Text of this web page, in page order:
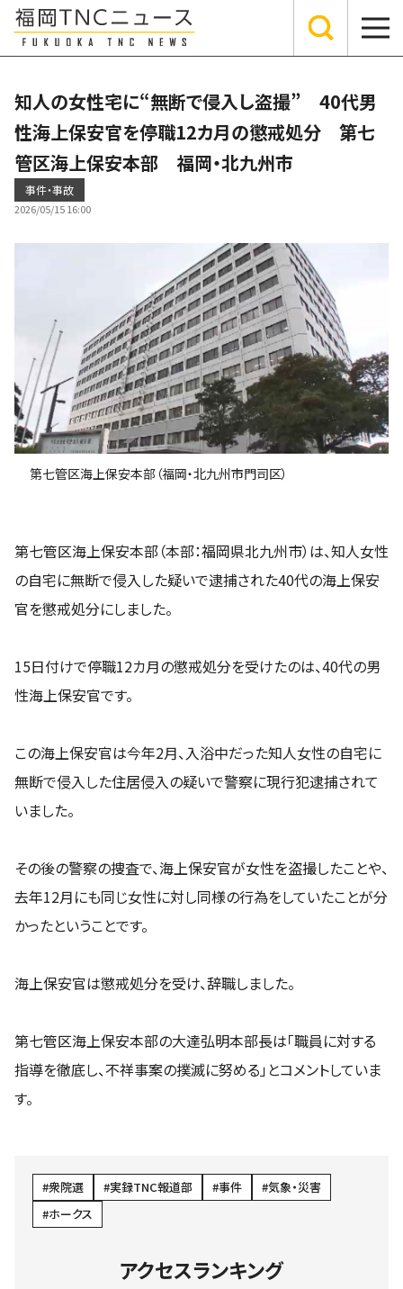
知人の女性宅に“無断で侵入し盗撮” 40代男
性海上保安官を停職12カ月の懲戒処分 第七
管区海上保安本部 福岡・北九州市
事件・事故
2026/05/15 16:00
第七管区海上保安本部（福岡・北九州市門司区）
第七管区海上保安本部（本部：福岡県北九州市）は、知人女性
の自宅に無断で侵入した疑いで逮捕された40代の海上保安
官を懲戒処分にしました。
15日付けで停職12カ月の懲戒処分を受けたのは、40代の男
性海上保安官です。
この海上保安官は今年2月、入浴中だった知人女性の自宅に
無断で侵入した住居侵入の疑いで警察に現行犯逮捕されて
いました。
その後の警察の捜査で、海上保安官が女性を盗撮したことや、
去年12月にも同じ女性に対し同様の行為をしていたことが分
かったということです。
海上保安官は懲戒処分を受け、辞職しました。
第七管区海上保安本部の大達弘明本部長は「職員に対する
指導を徹底し、不祥事案の撲滅に努める」とコメントしていま
す。
衆院選 実録TNC報道部 事件
気象・災害
ホークス
アクセスランキング